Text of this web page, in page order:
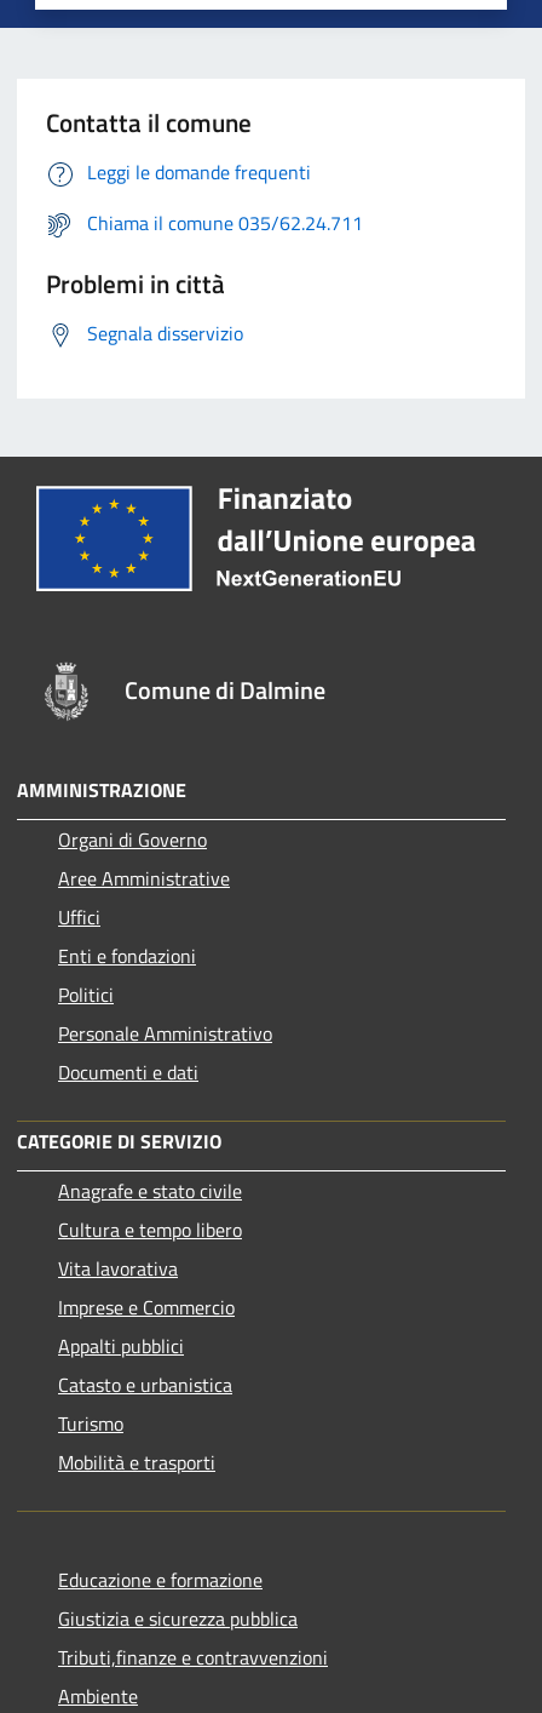
Contatta il comune
Leggi le domande frequenti
Chiama il comune 035/62.24.711
Problemi in città
Segnala disservizio
Comune di Dalmine
AMMINISTRAZIONE
Organi di Governo
Aree Amministrative
Uffici
Enti e fondazioni
Politici
Personale Amministrativo
Documenti e dati
CATEGORIE DI SERVIZIO
Anagrafe e stato civile
Cultura e tempo libero
Vita lavorativa
Imprese e Commercio
Appalti pubblici
Catasto e urbanistica
Turismo
Mobilità e trasporti
Educazione e formazione
Giustizia e sicurezza pubblica
Tributi,finanze e contravvenzioni
Ambiente